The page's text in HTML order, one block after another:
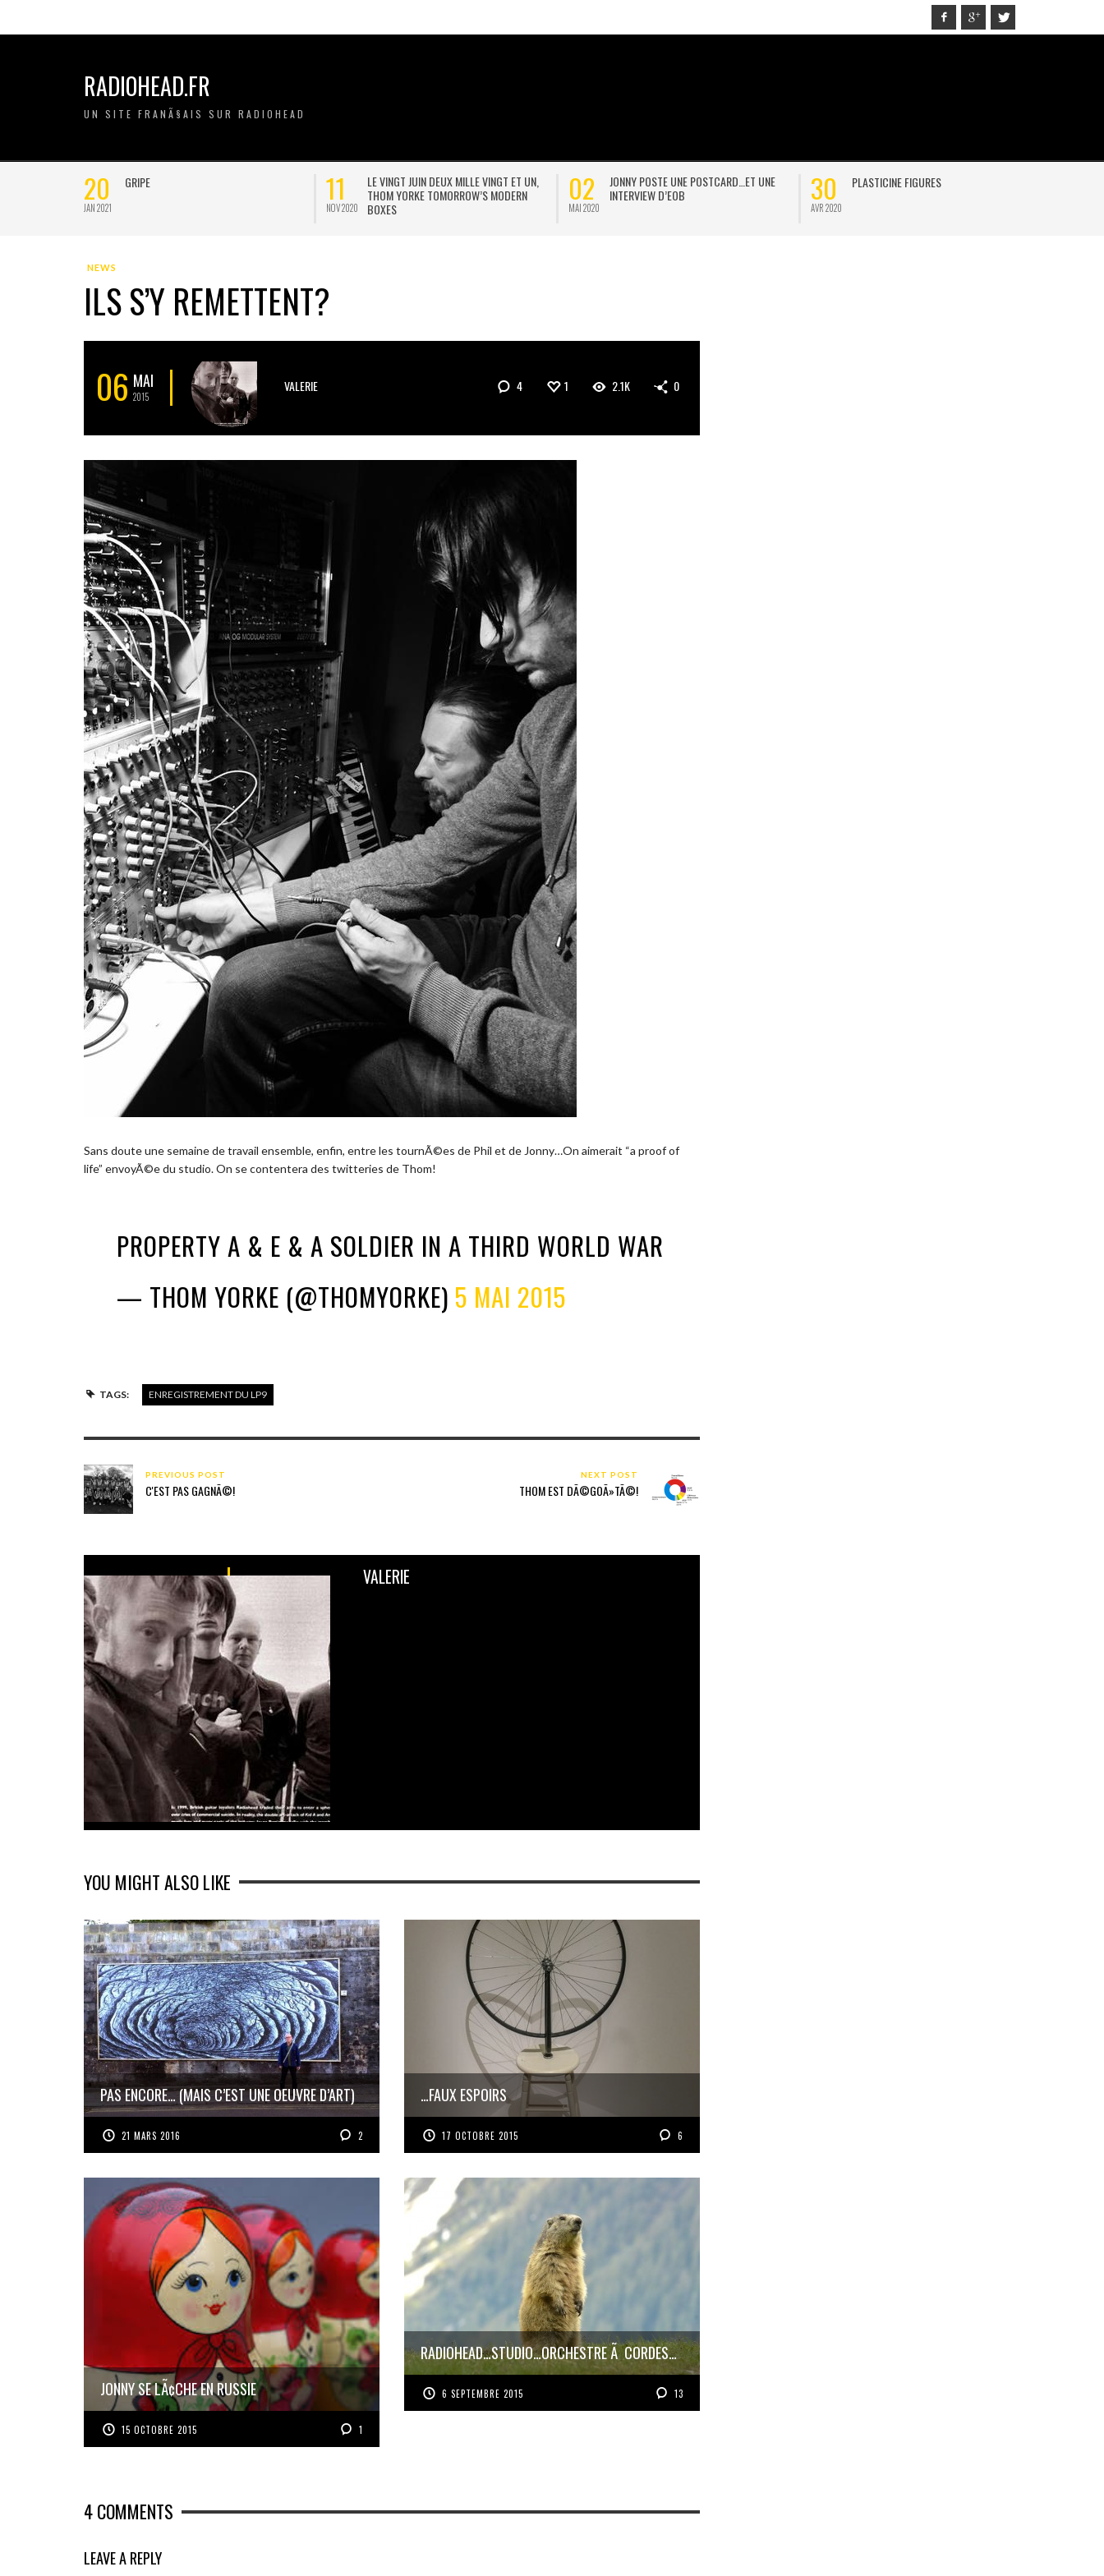
RADIOHEAD.FR
UN SITE FRANÃ§AIS SUR RADIOHEAD
20
JAN 2021
GRIPE 11
NOV 2020
LE VINGT JUIN DEUX MILLE VINGT ET UN,
THOM YORKE TOMORROW’S MODERN
BOXES
02
MAI 2020
JONNY POSTE UNE POSTCARD…ET UNE
INTERVIEW D’EOB
30
AVR 2020
PLASTICINE FIGURES
NEWS
ILS S’Y REMETTENT?
06 MAI
2015
VALERIE 4 1 2.1K 0
Sans doute une semaine de travail ensemble, enfin, entre les tournÃ©es de Phil et de Jonny…On aimerait “a proof of
life” envoyÃ©e du studio. On se contentera des twitteries de Thom!
PROPERTY A & E & A SOLDIER IN A THIRD WORLD WAR
— THOM YORKE (@THOMYORKE) 5 MAI 2015
TAGS: ENREGISTREMENT DU LP9
PREVIOUS POST
C'EST PAS GAGNÃ©!
NEXT POST
THOM EST DÃ©GOÃ»TÃ©!
VALERIE
YOU MIGHT ALSO LIKE
PAS ENCORE… (MAIS C’EST UNE OEUVRE D’ART)
21 MARS 2016 2
…FAUX ESPOIRS
17 OCTOBRE 2015 6
JONNY SE LÃ¢CHE EN RUSSIE
15 OCTOBRE 2015 1
RADIOHEAD…STUDIO…ORCHESTRE Ã CORDES…
6 SEPTEMBRE 2015 13
4COMMENTS
LEAVE A REPLY